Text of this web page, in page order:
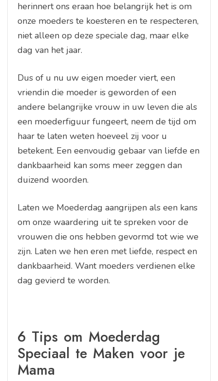
herinnert ons eraan hoe belangrijk het is om
onze moeders te koesteren en te respecteren,
niet alleen op deze speciale dag, maar elke
dag van het jaar.
Dus of u nu uw eigen moeder viert, een
vriendin die moeder is geworden of een
andere belangrijke vrouw in uw leven die als
een moederfiguur fungeert, neem de tijd om
haar te laten weten hoeveel zij voor u
betekent. Een eenvoudig gebaar van liefde en
dankbaarheid kan soms meer zeggen dan
duizend woorden.
Laten we Moederdag aangrijpen als een kans
om onze waardering uit te spreken voor de
vrouwen die ons hebben gevormd tot wie we
zijn. Laten we hen eren met liefde, respect en
dankbaarheid. Want moeders verdienen elke
dag gevierd te worden.
6 Tips om Moederdag
Speciaal te Maken voor je
Mama